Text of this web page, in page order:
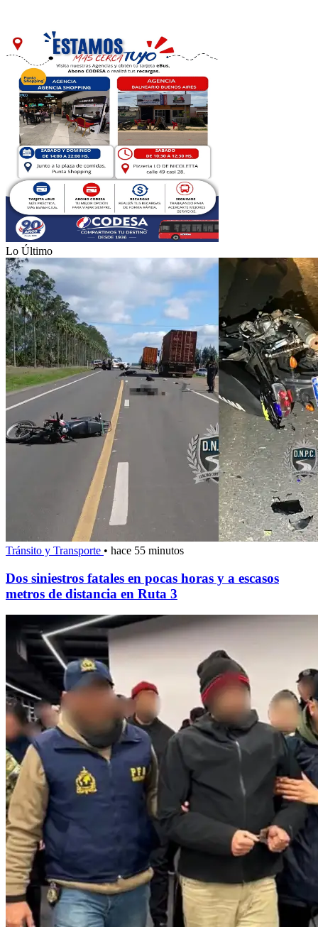
Lo Último
Tránsito y Transporte • hace 55 minutos
Dos siniestros fatales en pocas horas y a escasos
metros de distancia en Ruta 3